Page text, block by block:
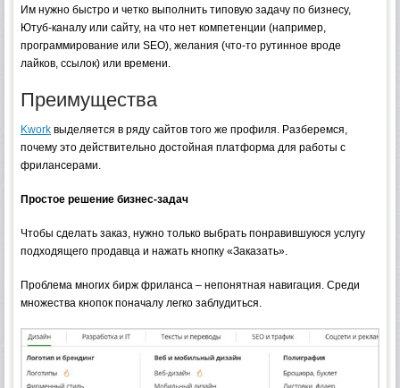
Им нужно быстро и четко выполнить типовую задачу по бизнесу,
Ютуб-каналу или сайту, на что нет компетенции (например,
программирование или SEO), желания (что-то рутинное вроде
лайков, ссылок) или времени.
Преимущества
Kwork выделяется в ряду сайтов того же профиля. Разберемся,
почему это действительно достойная платформа для работы с
фрилансерами.
Простое решение бизнес-задач
Чтобы сделать заказ, нужно только выбрать понравившуюся услугу
подходящего продавца и нажать кнопку «Заказать».
Проблема многих бирж фриланса – непонятная навигация. Среди
множества кнопок поначалу легко заблудиться.